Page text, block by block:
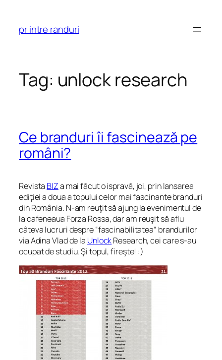
content
pr intre randuri
Tag: unlock research
Ce branduri îi fascinează pe
români?
Revista BIZa mai făcut o ispravă, joi, prin lansarea
ediţiei a doua a topului celor mai fascinante branduri
din România. N-am reuţit să ajung la evenimentul de
la cafeneaua Forza Rossa, dar am reuşit să aflu
câteva lucruri despre “fascinabilitatea” brandurilor
via Adina Vlad de la UnlockResearch, cei care s-au
ocupat de studiu. Şi topul, fireşte! :)